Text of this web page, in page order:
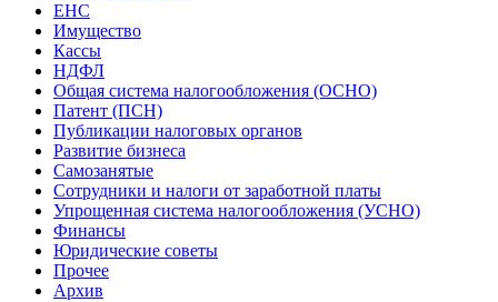
ЕНС
Имущество
Кассы
НДФЛ
Общая система налогообложения (ОСНО)
Патент (ПСН)
Публикации налоговых органов
Развитие бизнеса
Самозанятые
Сотрудники и налоги от заработной платы
Упрощенная система налогообложения (УСНО)
Финансы
Юридические советы
Прочее
Архив